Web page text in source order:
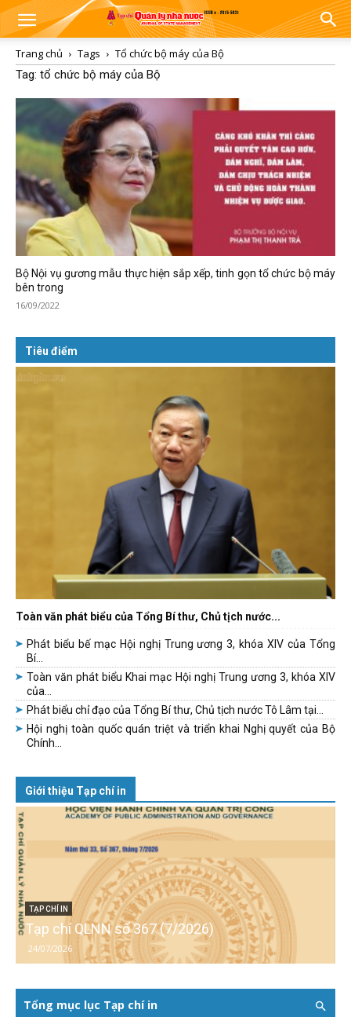
Trang chủ Tags
Tổ chức bộ máy của Bộ
Tag: tổ chức bộ máy của Bộ
Bộ Nội vụ gương mẫu thực hiện sắp xếp, tinh gọn tổ chức bộ máy
bên trong
16/09/2022
Tiêu điểm
Toàn văn phát biểu của Tổng Bí thư, Chủ tịch nước...
Phát biểu bế mạc Hội nghị Trung ương 3, khóa XIV của Tổng
Bí...
Toàn văn phát biểu Khai mạc Hội nghị Trung ương 3, khóa XIV
của...
Phát biểu chỉ đạo của Tổng Bí thư, Chủ tịch nước Tô Lâm tại...
Hội nghị toàn quốc quán triệt và triển khai Nghị quyết của Bộ
Chính...
Giới thiệu Tạp chí in
TẠP CHÍ IN
Tạp chí QLNN số 367 (7/2026)
24/07/2026
Tổng mục lục Tạp chí in